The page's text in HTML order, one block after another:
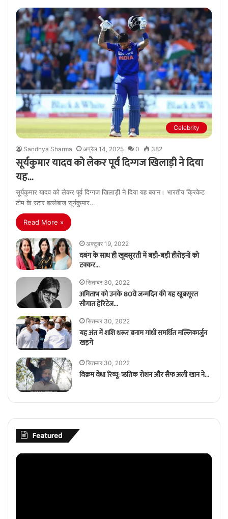
Celebrity
Sandhya Sharma अप्रैल 14, 2025 0 382
सूर्यकुमार यादव को लेकर पूर्व दिग्गज खिलाड़ी ने दिया
यह…
सूर्यकुमार यादव को लेकर पूर्व दिग्गज खिलाड़ी ने दिया यह बयान। भारतीय क्रिकेट
टीम के स्टार बल्लेबाज सूर्यकुमार…
Read More »
अक्टूबर 19, 2022
दबंग के साथ ही खूबसूरती में बड़ी-बड़ी हीरोइनों को
टक्कर…
सितम्बर 30, 2022
अमिताभ को उनके 80वे जन्मदिन की यह खूबसूरत
सौगात हेरिटेज…
सितम्बर 30, 2022
यह अंत में शशि थरूर बनाम गांधी समर्थित मल्लिकार्जुन
खड़गे
सितम्बर 30, 2022
विक्रम वेधा रिव्यू: ऋतिक रोशन और सैफ अली खान ने…
Featured